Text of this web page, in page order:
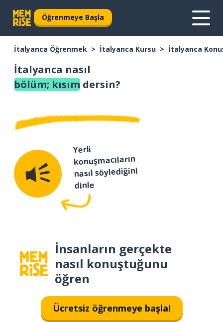
Öğrenmeye Başla
İtalyanca Öğrenmek İtalyanca Kursu İtalyanca
İtalyanca nasıl
bölüm; kısım dersin?
Yerli
konuşmacıların
nasıl söylediğini
dinle
İnsanların gerçekte
nasıl konuştuğunu
öğren
Ücretsiz öğrenmeye başla!